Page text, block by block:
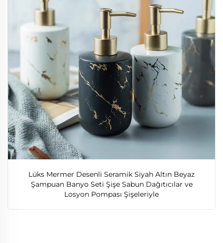
Lüks Mermer Desenli Seramik Siyah Altın Beyaz
Şampuan Banyo Seti Şişe Sabun Dağıtıcılar ve
Losyon Pompası Şişeleriyle